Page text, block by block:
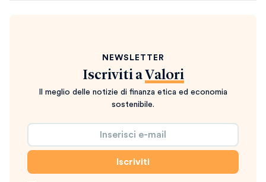
NEWSLETTER
Iscriviti a Valori
Il meglio delle notizie di finanza etica ed economia
sostenibile.